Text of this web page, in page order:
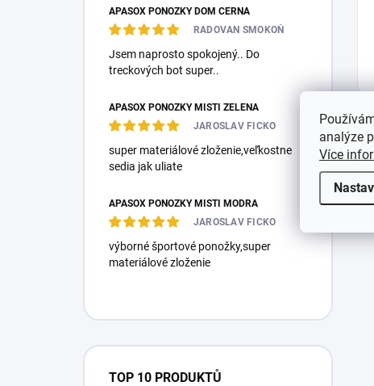
analýze
Více
APASOX PONOŽKY DOM ČERNÁ
RADOVAN SMOKOŇ
Jsem naprosto spokojený.. Do
treckových bot super..
APASOX PONOŽKY MISTI ZELENÁ
JAROSLAV FICKO
super materiálové zloženie,veľkostne
sedia jak uliate
APASOX PONOŽKY MISTI MODRÁ
JAROSLAV FICKO
výborné športové ponožky,super
materiálové zloženie
TOP 10 PRODUKTŮ